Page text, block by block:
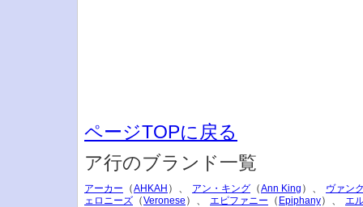
ページTOPに戻る
ア行のブランド一覧
アーカー （AHKAH ）、 アン・キング （Ann King ）、
ヴァン
ェロニーズ （Veronese ）、 エピファニー （ Epiphany）、 エ